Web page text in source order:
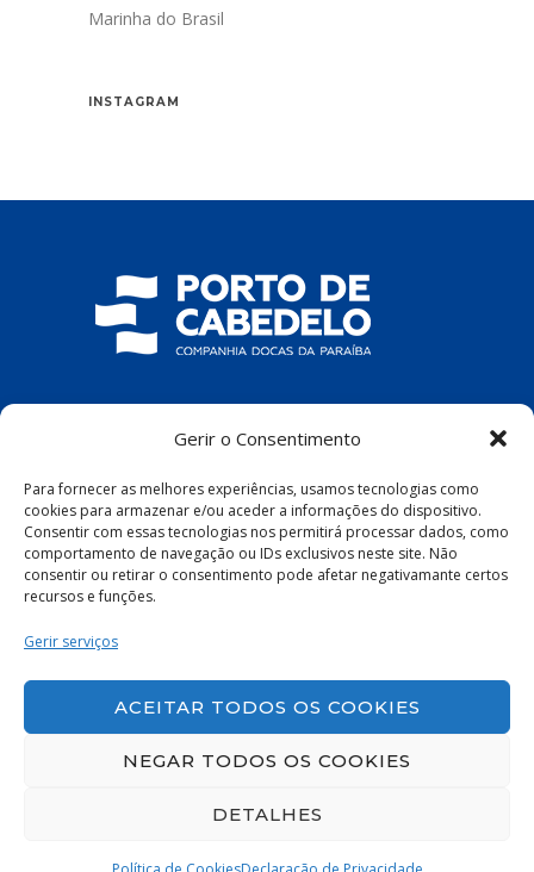
Gerir o Consentimento
Para fornecer as melhores experiências, usamos tecnologias como
cookies para armazenar e/ou aceder a informações do dispositivo.
Consentir com essas tecnologias nos permitirá processar dados, como
comportamento de navegação ou IDs exclusivos neste site. Não
consentir ou retirar o consentimento pode afetar negativamante certos
recursos e funções.
Gerir serviços
ACEITAR TODOS OS COOKIES
NEGAR TODOS OS COOKIES
DETALHES
Marinha do Brasil
INSTAGRAM
COMPANHIA DOCAS DA PARAÍBA
– PB, 58100-100
Política de Privacidade